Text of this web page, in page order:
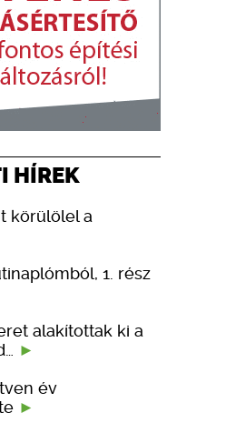
HÍREK
körülölel a
1. rész
alakítottak ki a
év